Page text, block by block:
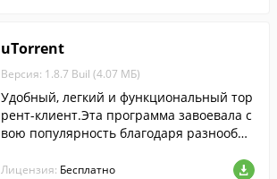
uTorrent
Версия: 1.8.7 Buil (4.07 МБ)
Удобный, легкий и функциональный тор
рент-клиент.Эта программа завоевала с
вою популярность благодаря разнообра
Лицензия: Бесплатно